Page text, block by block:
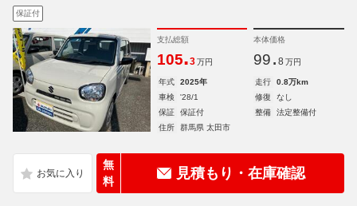
保証付
支払総額
105.3 万円
本体価格
99. 8 万円
年式 2025年 走行
0.8万km
車検
'28/1 修復
なし
保証
保証付 整備
法定整備付
住所
群馬県 太田市
無
料
見積もり・在庫確認